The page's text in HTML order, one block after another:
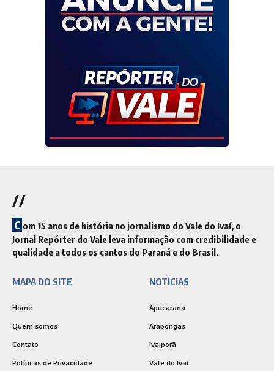
//
C om 15 anos de história no jornalismo do Vale do Ivaí, o
Jornal Repórter do Vale leva informação com credibilidade e
qualidade a todos os cantos do Paraná e do Brasil.
MAPA DO SITE
Home
Quem somos
Contato
Políticas de Privacidade
NOTÍCIAS
Apucarana
Arapongas
Ivaiporã
Vale do Ivaí